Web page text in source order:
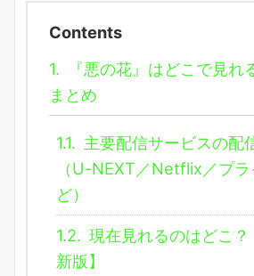
Contents
1.
『悪の花』はどこで見れ
まとめ
1.1. 主要配信サービスの配
（U-NEXT／Netflix／プ
ど）
1.2. 現在見れるのはどこ
新版】